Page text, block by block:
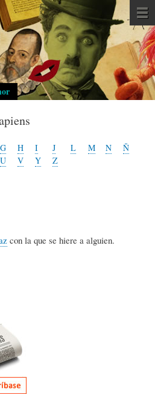
Pasar
al
contenido
principal
G H I J L M N
Ñ
U V Y Z
con la que se hiere a alguien.